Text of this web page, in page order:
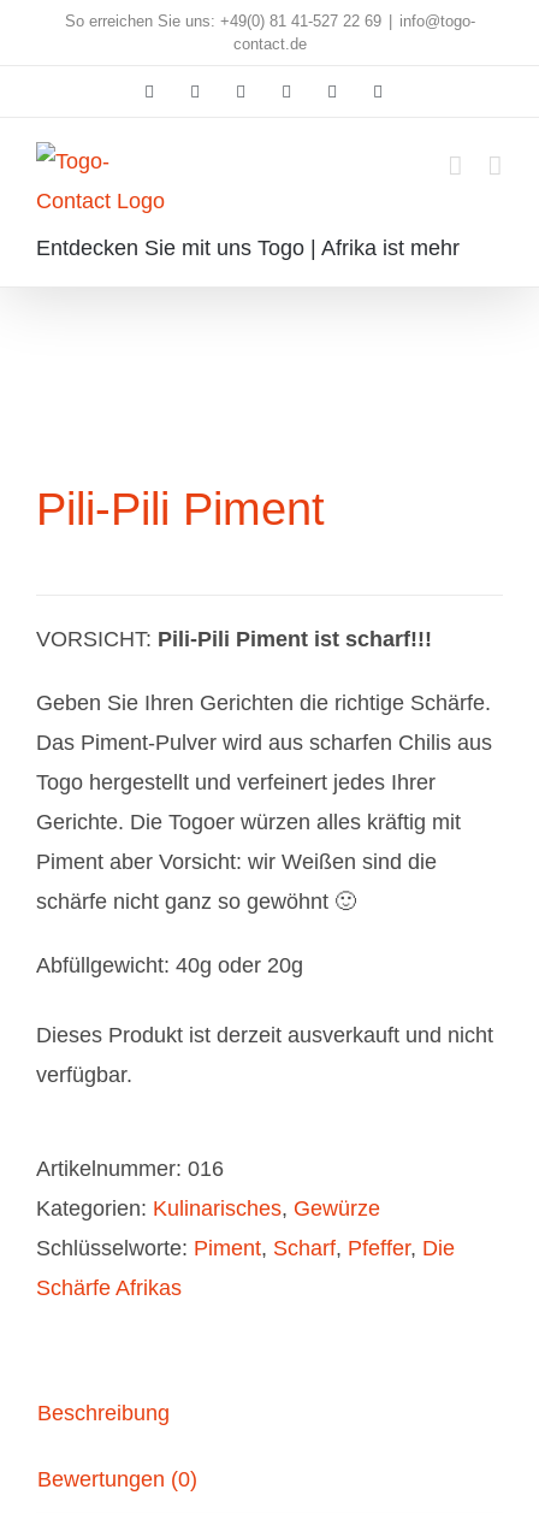
So erreichen Sie uns: +49(0) 81 41-527 22 69
info@togo-
contact.de
FacebookInstagramPinterest
Entdecken Sie mit uns Togo | Afrika ist mehr
Pili-Pili Piment
VORSICHT: Pili-Pili Piment ist scharf!!!
Geben Sie Ihren Gerichten die richtige Schärfe.
Das Piment-Pulver wird aus scharfen Chilis aus
Togo hergestellt und verfeinert jedes Ihrer
Gerichte. Die Togoer würzen alles kräftig mit
Piment aber Vorsicht: wir Weißen sind die
schärfe nicht ganz so gewöhnt 🙂
Abfüllgewicht: 40g oder 20g
Dieses Produkt ist derzeit ausverkauft und nicht
verfügbar.
Artikelnummer: 016
Kategorien: Kulinarisches, Gewürze
Schlüsselworte: Piment, Scharf, Pfeffer, Die
Schärfe Afrikas
Beschreibung
Bewertungen (0)